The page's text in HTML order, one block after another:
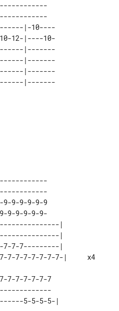
|-10----
12-|----10-
|-------
|-------
|-------
|-------
9-9-9-9-9
9-9-9-9-
|-----------------|
|-----------------|
|-7-7-7-7---------|
7-7-7-7-7-7
5-5-5-5-|